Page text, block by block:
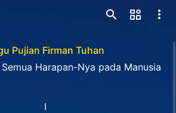
Pujian Firman Tuhan
Harapan-Nya pada Manusia
I